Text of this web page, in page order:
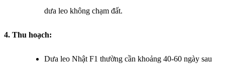
dưa leo không chạm đất.
4. Thu hoạch:
Dưa leo Nhật F1 thường cần khoảng 40-60 ngày sau